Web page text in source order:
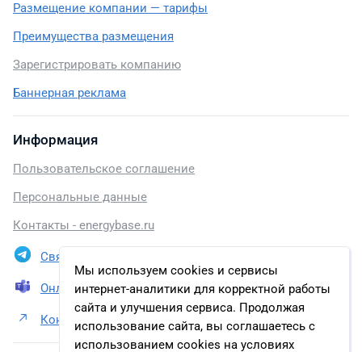
Мы используем cookies и сервисы
интернет-аналитики для корректной работы
сайта и улучшения сервиса. Продолжая
использование сайта, вы соглашаетесь с
использованием cookies на условиях
Размещение компании — тарифы
Преимущества размещения
Зарегистрировать компанию
Баннерная реклама
Информация
Пользовательское соглашение
Персональные данные
Контакты - energybase.ru
Связаться в Telegram
Онлайн презентация
Контакты ООО «НК «Югранефтепром»